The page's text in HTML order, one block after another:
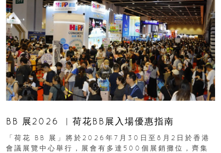
BB 展2026 ︳荷花BB展入場優惠指南
「荷花 BB 展」將於2026年7月30日至8月2日於香港
會議展覽中心舉行，展會有多達500個展銷攤位，齊集